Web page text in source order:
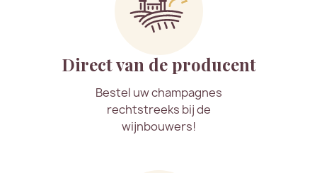
Direct van de producent
Bestel uw champagnes
rechtstreeks bij de
wijnbouwers!